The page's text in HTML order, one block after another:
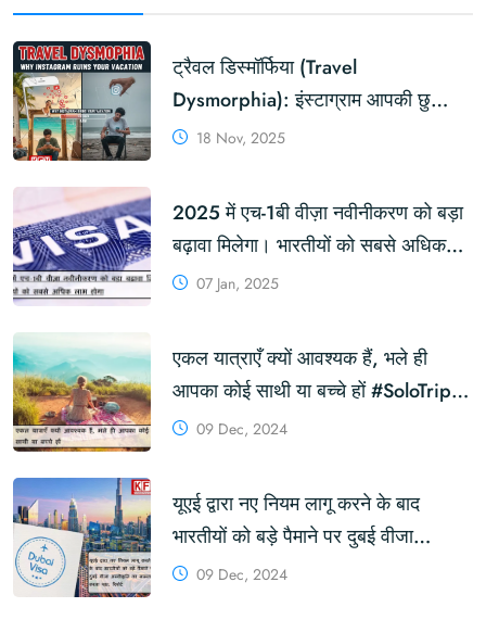
ट्रैवल डिस्मॉर्फिया (Travel
Dysmorphia): इंस्टाग्राम आपकी छुट्टियों
को क्यों बर्बाद कर देता है?
18 Nov, 2025
2025 में एच-1बी वीज़ा नवीनीकरण को बड़ा
बढ़ावा मिलेगा। भारतीयों को सबसे अधिक
लाभ होगा #H1BVisaRenewal #H1B
07 Jan, 2025
एकल यात्राएँ क्यों आवश्यक हैं, भले ही
आपका कोई साथी या बच्चे हों #SoloTrips
#Travel #Partner #Kids
09 Dec, 2024
यूएई द्वारा नए नियम लागू करने के बाद
भारतीयों को बड़े पैमाने पर दुबई वीजा
अस्वीकृति का सामना करना पड़ा: रिपोर्ट
09 Dec, 2024